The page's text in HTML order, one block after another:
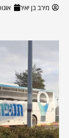
מירב בן יאיר אוגוסט